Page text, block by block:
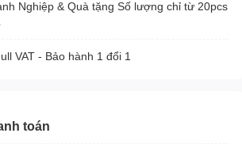
Nghiệp & Quà tặng Số lượng chỉ từ 20pcs
VAT - Bảo hành 1 đổi 1
toán